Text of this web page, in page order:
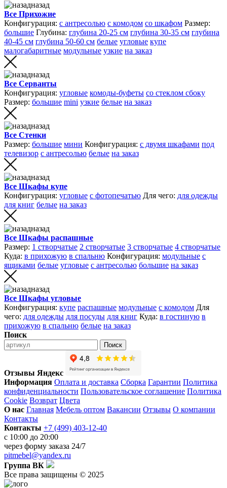
назад
Все Прихожие
Конфигурация: с антресолью с комодом со шкафом Размер:
большие Глубина: глубина 20-25 см глубина 30-35 см глубина
40-45 см глубина 50-60 см белые угловые купе
малогабаритные модульные узкие на заказ
назад
Все Серванты
Конфигурация: угловые комоды-буфеты со стеклом сбоку
Размер: большие mini узкие белые на заказ
назад
Все Стенки
Размер: большие мини Конфигурация: с двумя шкафами под
телевизор с антресолью белые на заказ
назад
Все Шкафы купе
Конфигурация: угловые с фотопечатью Для чего: для одежды
для книг белые на заказ
назад
Все Шкафы распашные
Размер: 1 створчатые 2 створчатые 3 створчатые 4 створчатые
Куда: в прихожую в спальню Конфигурация: модульные с
ящиками белые угловые с антресолью большие на заказ
назад
Все Шкафы угловые
Конфигурация: купе распашные модульные с комодом Для
чего: для одежды для посуды для книг Куда: в гостиную в
прихожую в спальню белые на заказ
Поиск
Поиск
Отзывы Яндекс
Информация Оплата и доставка Сборка Гарантии Политика
конфиденциальности Пользовательское соглашение Политика
Cookie Возврат Цвета
О нас Главная Мебель оптом Вакансии Отзывы О компании
Контакты
Контакты +7 (499) 403-12-40
с 10:00 до 20:00
через форму заказа 24/7
pitmebel@yandex.ru
Группа ВК
Все права защищены © 2025